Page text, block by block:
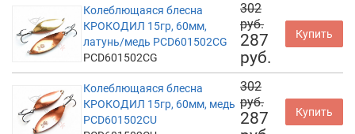
Колеблющаяся блесна
КРОКОДИЛ 15гр, 60мм,
латунь/медь PCD601502CG
PCD601502CG
302
руб.
287
руб.
Купить
Колеблющаяся блесна
КРОКОДИЛ 15гр, 60мм, медь
PCD601502CU
302
руб.
287
Купить